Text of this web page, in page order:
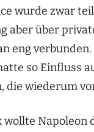
wurde zwar
aber über
eng
so Einfluss
die wiederum
wollte